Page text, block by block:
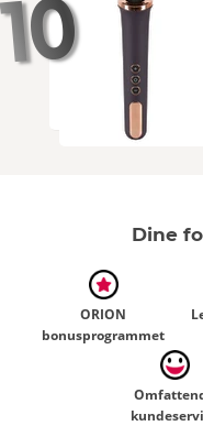
Dine
ORION
bonusprogrammet